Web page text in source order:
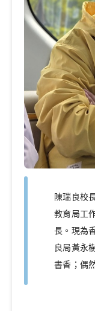
陳瑞良校
教育局工
長。現為
良局黃永
書香；偶